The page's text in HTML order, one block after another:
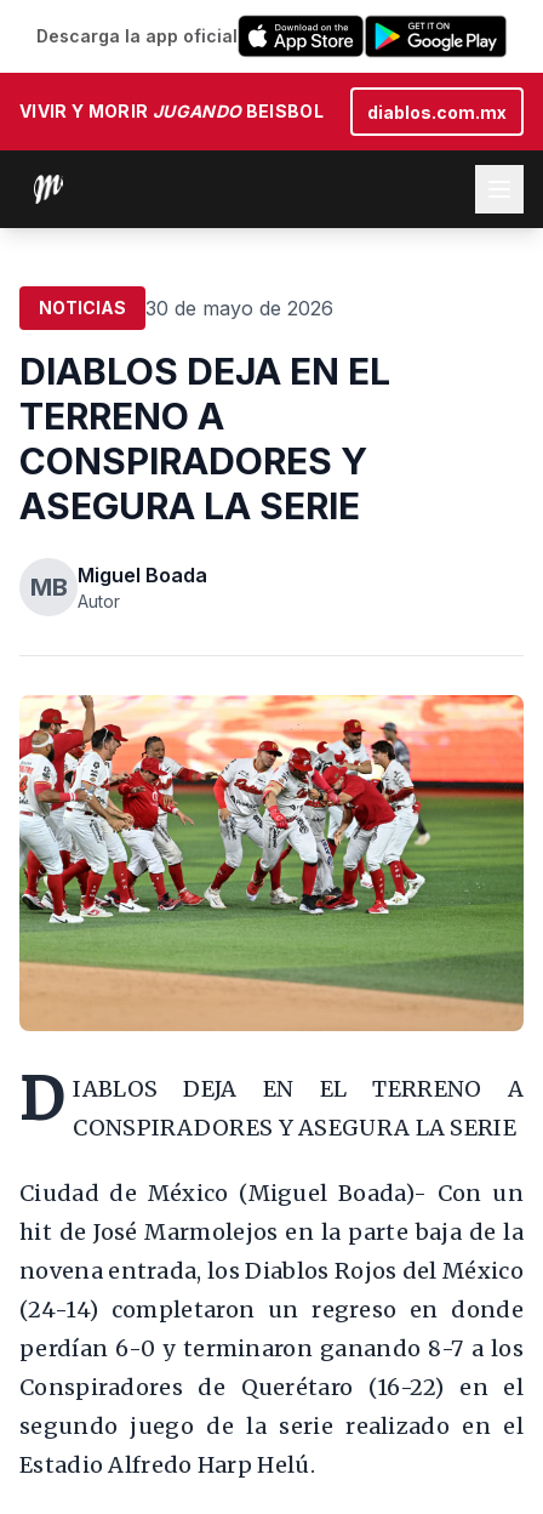
Descarga la app oficial
VIVIR Y MORIR JUGANDOBEISBOL diablos.com.mx
NOTICIAS 30 de mayo de 2026
DIABLOS DEJA EN EL
TERRENO A
CONSPIRADORES Y
ASEGURA LA SERIE
MB Miguel Boada
Autor
D IABLOS DEJA EN EL TERRENO A
CONSPIRADORES Y ASEGURA LA SERIE
Ciudad de México (Miguel Boada)- Con un
hit de José Marmolejos en la parte baja de la
novena entrada, los Diablos Rojos del México
(24-14) completaron un regreso en donde
perdían 6-0 y terminaron ganando 8-7 a los
Conspiradores de Querétaro (16-22) en el
segundo juego de la serie realizado en el
Estadio Alfredo Harp Helú.